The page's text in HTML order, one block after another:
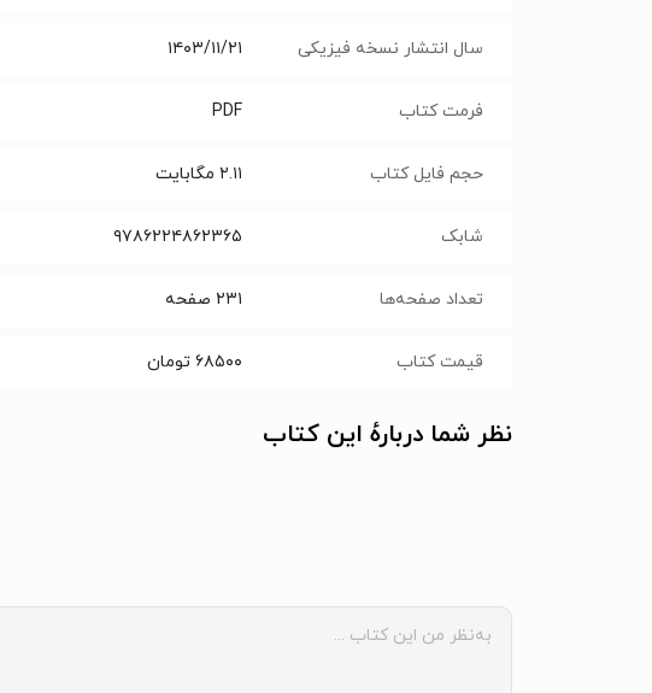
سال انتشار نسخه فیزیکی ۱۴۰۳/۱۱/۲۱
فرمت کتاب PDF
حجم فایل کتاب ۲.۱۱ مگابایت
شابک ۹۷۸۶۲۲۴۸۶۲۳۶۵
تعداد صفحه‌ها ۲۳۱ صفحه
قیمت کتاب ۶۸۵۰۰ تومان
نظر شما دربارهٔ این کتاب